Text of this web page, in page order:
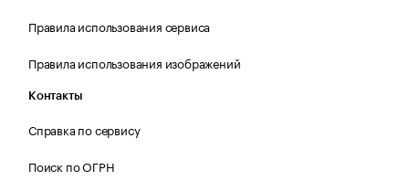
Правила использования сервиса
Правила использования изображений
Контакты
Справка по сервису
Поиск по ОГРН